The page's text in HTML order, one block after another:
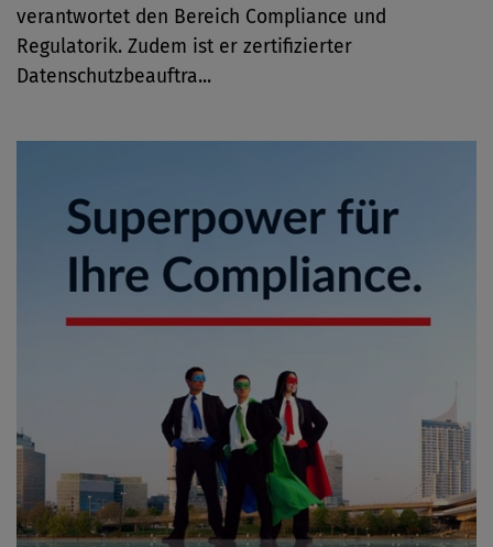
verantwortet den Bereich Compliance und
Regulatorik. Zudem ist er zertifizierter
Datenschutzbeauftra...